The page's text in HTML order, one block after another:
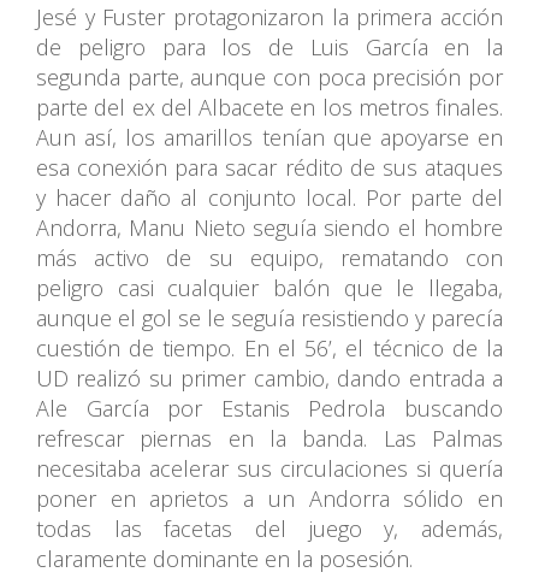
Jesé y Fuster protagonizaron la primera acción
de peligro para los de Luis García en la
segunda parte, aunque con poca precisión por
parte del ex del Albacete en los metros finales.
Aun así, los amarillos tenían que apoyarse en
esa conexión para sacar rédito de sus ataques
y hacer daño al conjunto local. Por parte del
Andorra, Manu Nieto seguía siendo el hombre
más activo de su equipo, rematando con
peligro casi cualquier balón que le llegaba,
aunque el gol se le seguía resistiendo y parecía
cuestión de tiempo. En el 56’, el técnico de la
UD realizó su primer cambio, dando entrada a
Ale García por Estanis Pedrola buscando
refrescar piernas en la banda. Las Palmas
necesitaba acelerar sus circulaciones si quería
poner en aprietos a un Andorra sólido en
todas las facetas del juego y, además,
claramente dominante en la posesión.